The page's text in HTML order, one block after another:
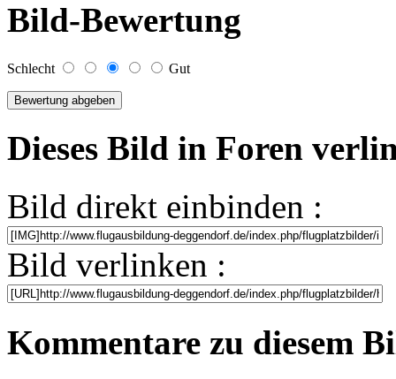
Bild-Bewertung
Schlecht Gut
Dieses Bild in Foren
Bild direkt einbinden :
Bild verlinken :
Kommentare zu diesem